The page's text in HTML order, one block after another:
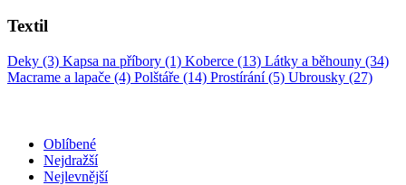
Textil
Deky (3) Kapsa na příbory (1) Koberce (13) Látky a běhouny (34)
Macrame a lapače (4) Polštáře (14) Prostírání (5) Ubrousky (27)
Oblíbené
Nejdražší
Nejlevnější